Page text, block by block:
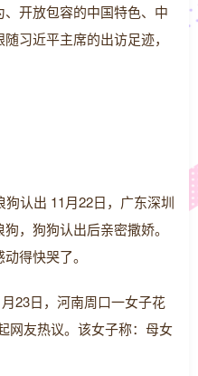
开放包容的中国特色、中
习近平主席的出访足迹，
认出 11月22日，广东深圳
，狗狗认出后亲密撒娇。
得快哭了。
23日，河南周口一女子花
网友热议。该女子称：母女